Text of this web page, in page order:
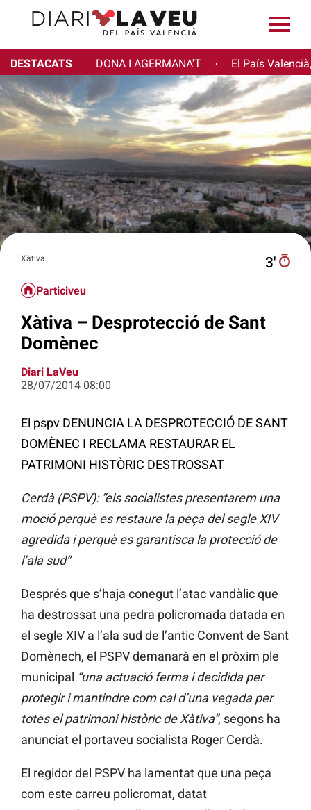
DESTACATS DONA I AGERMANA'T · El País
Xàtiva 3′
Particiveu
Xàtiva – Desprotecció de Sant
Domènec
Diari LaVeu
28/07/2014 08:00
El pspv DENUNCIA LA DESPROTECCIÓ DE SANT
DOMÈNEC I RECLAMA RESTAURAR EL
PATRIMONI HISTÒRIC DESTROSSAT
Cerdà (PSPV): “els socialistes presentarem una
moció perquè es restaure la peça del segle XIV
agredida i perquè es garantisca la protecció de
l’ala sud”
Després que s’haja conegut l’atac vandàlic que
ha destrossat una pedra policromada datada en
el segle XIV a l’ala sud de l’antic Convent de Sant
Domènech, el PSPV demanarà en el pròxim ple
municipal “una actuació ferma i decidida per
protegir i mantindre com cal d’una vegada per
totes el patrimoni històric de Xàtiva”, segons ha
anunciat el portaveu socialista Roger Cerdà.
El regidor del PSPV ha lamentat que una peça
com este carreu policromat, datat